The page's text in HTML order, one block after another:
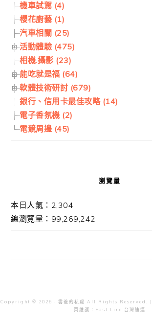
機車試駕 (4)
櫻花廚藝 (1)
汽車相關 (25)
活動體驗 (475)
相機.攝影 (23)
能吃就是福 (64)
軟體技術研討 (679)
銀行、信用卡最佳攻略 (14)
電子香氛機 (2)
電競周邊 (45)
瀏覽量
本日人氣：2,304
總瀏覽量：99,269,242
Copyright © 2026 · 雲爸的私處 All Rights Reserved. |
頁維護：
Fast Line 台灣速連